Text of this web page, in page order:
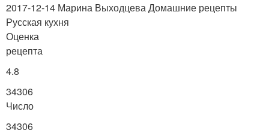
2017-12-14 Марина Выходцева Домашние рецепты
Русская кухня
Оценка
рецепта
4.8
34306
Число
34306